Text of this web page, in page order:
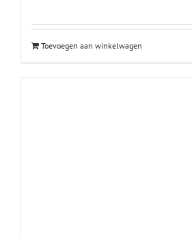
Toevoegen aan winkelwagen